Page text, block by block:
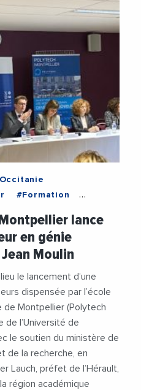
#Formation
lance
en génie
Moulin
le lancement d’une
dispensée par l’école
de Montpellier (Polytech
de l’Université de
le soutien du ministère de
de la recherche, en
Lauch, préfet de l’Hérault,
région académique